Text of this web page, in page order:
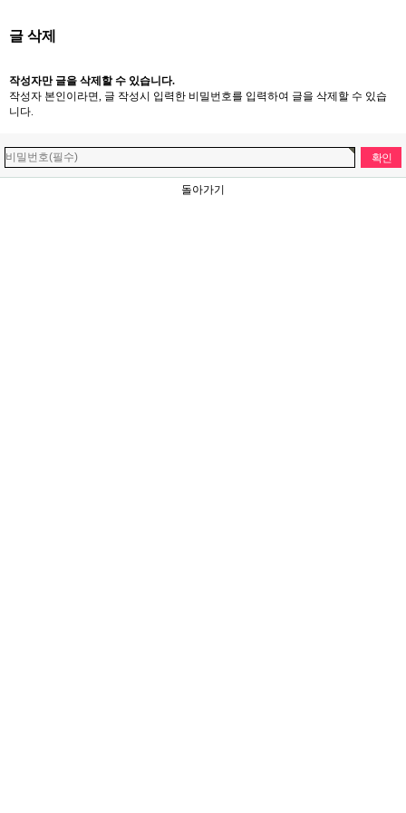
글 삭제
작성자만 글을 삭제할 수 있습니다.
작성자 본인이라면, 글 작성시 입력한 비밀번호를 입력하여 글을 삭제할 수 있습
니다.
돌아가기